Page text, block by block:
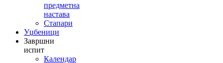
предметна
настава
Стапари
Уџбеници
Завршни
испит
Календар